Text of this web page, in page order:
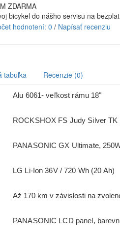
ZDARMA
bicykel do nášho servisu na
hodnotení: 0 / Napísať recenziu
tabuľka Recenzie (0)
Alu 6061- veľkost rámu 18"
ROCKSHOX FS Judy Silver
PANASONIC GX Ultimate,
LG Li-Ion 36V / 720 Wh (20 Ah)
Až 170 km v závislosti na
PANASONIC LCD panel,